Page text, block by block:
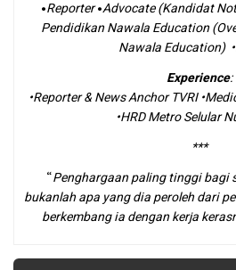
•Reporter•Advocate (Kandidat
Pendidikan Nawala Education
Nawala Education)
Experience:
•Reporter & News Anchor TVRI
•HRD Metro Selular
***
“Penghargaan paling tinggi bagi
bukanlah apa yang dia peroleh dari
berkembang ia dengan kerja